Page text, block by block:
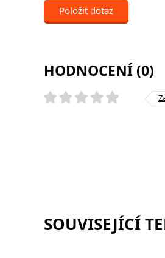
Položit dotaz
HODNOCENÍ (0)
SOUVISEJÍCÍ